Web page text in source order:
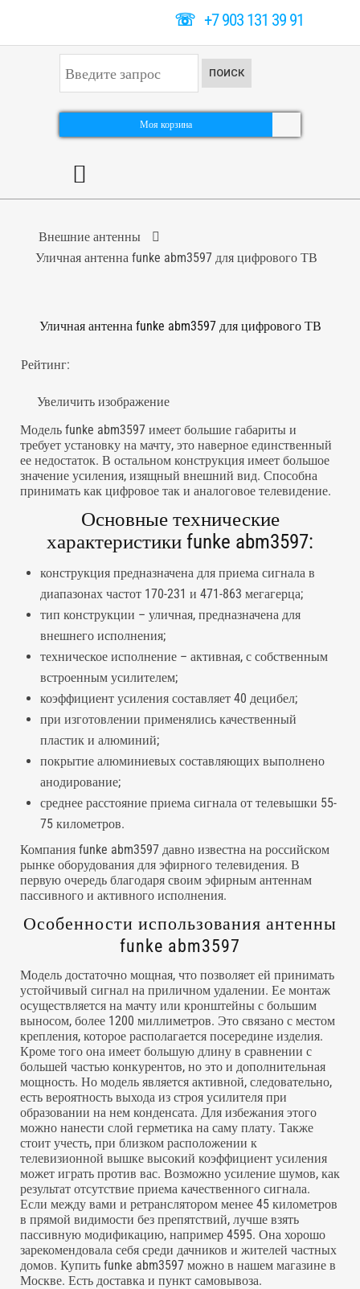
☏+7 903 131 39 91
к
а
ь
ПОИСК
Моя корзина
Внешние антенны
Уличная антенна funke abm3597 для цифрового ТВ
Уличная антенна funke abm3597 для цифрового ТВ
Рейтинг:
Увеличить изображение
Модель funke abm3597 имеет большие габариты и
требует установку на мачту, это наверное единственный
ее недостаток. В остальном конструкция имеет большое
значение усиления, изящный внешний вид. Способна
принимать как цифровое так и аналоговое телевидение.
Основные технические
характеристики funke abm3597:
конструкция предназначена для приема сигнала в
диапазонах частот 170-231 и 471-863 мегагерца;
тип конструкции – уличная, предназначена для
внешнего исполнения;
техническое исполнение – активная, с собственным
встроенным усилителем;
коэффициент усиления составляет 40 децибел;
при изготовлении применялись качественный
пластик и алюминий;
покрытие алюминиевых составляющих выполнено
анодирование;
среднее расстояние приема сигнала от телевышки 55-
75 километров.
Компания funke abm3597 давно известна на российском
рынке оборудования для эфирного телевидения. В
первую очередь благодаря своим эфирным антеннам
пассивного и активного исполнения.
Особенности использования антенны
funke abm3597
Модель достаточно мощная, что позволяет ей принимать
устойчивый сигнал на приличном удалении. Ее монтаж
осуществляется на мачту или кронштейны с большим
выносом, более 1200 миллиметров. Это связано с местом
крепления, которое располагается посередине изделия.
Кроме того она имеет большую длину в сравнении с
большей частью конкурентов, но это и дополнительная
мощность. Но модель является активной, следовательно,
есть вероятность выхода из строя усилителя при
образовании на нем конденсата. Для избежания этого
можно нанести слой герметика на саму плату. Также
стоит учесть, при близком расположении к
телевизионной вышке высокий коэффициент усиления
может играть против вас. Возможно усиление шумов, как
результат отсутствие приема качественного сигнала.
Если между вами и ретранслятором менее 45 километров
в прямой видимости без препятствий, лучше взять
пассивную модификацию, например 4595. Она хорошо
зарекомендовала себя среди дачников и жителей частных
домов. Купить funke abm3597 можно в нашем магазине в
Москве. Есть доставка и пункт самовывоза.